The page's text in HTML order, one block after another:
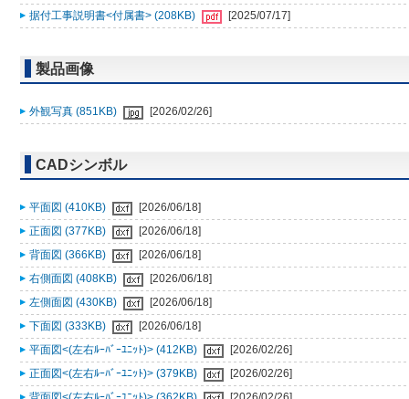
据付工事説明書<付属書> (208KB)
[2025/07/17]
製品画像
外観写真 (851KB) [2026/02/26]
CADシンボル
平面図 (410KB)
[2026/06/18]
正面図 (377KB)
[2026/06/18]
背面図 (366KB)
[2026/06/18]
右側面図 (408KB)
[2026/06/18]
左側面図 (430KB)
[2026/06/18]
下面図 (333KB)
[2026/06/18]
平面図<(左右ﾙｰﾊﾞｰﾕﾆｯﾄ)> (412KB)
[2026/02/26]
正面図<(左右ﾙｰﾊﾞｰﾕﾆｯﾄ)> (379KB)
[2026/02/26]